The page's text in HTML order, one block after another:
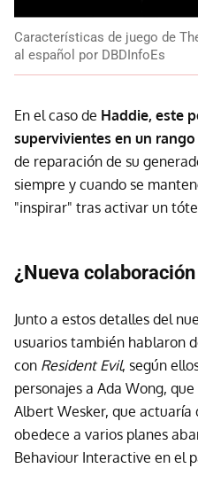
Características de juego de
al español por DBDInfoEs
En el caso de Haddie, este
supervivientes en un rango
de reparación de su
siempre y cuando se
"inspirar" tras activar un
¿Nueva
Junto a estos detalles del
usuarios también hablaron
con Resident Evil, según
personajes a Ada Wong,
Albert Wesker, que actuaría
obedece a varios planes
Behaviour Interactive en el